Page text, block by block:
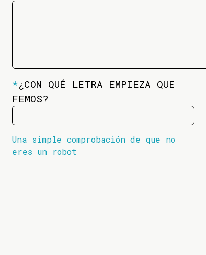
*¿CON QUÉ LETRA EMPIEZA QUE
FEMOS?
Una simple comprobación de que no
eres un robot